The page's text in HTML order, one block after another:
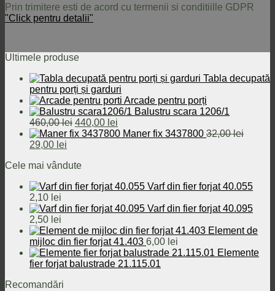
Prin trimitere esti de acord cu termenii si conditiille GDPR
"Click pentru detalii"
Ultimele produse
Tabla decupată
pentru porți și garduri
Arcade pentru porți
Balustru scara 1206/1
460,00lei Prețul
inițial
460,00 lei.
440,00 lei
curent
Maner fix 3437800 32,00lei
Prețul
a
32,00 lei.
29,00 lei
este:
Cele mai vândute
Varf din fier forjat 40.055
2,10 lei
Varf din fier forjat 40.095
2,50 lei
Element de
mijloc din fier forjat 41.403 6,00 lei
Elemente
fier forjat balustrade 21.115.01
Recomandări